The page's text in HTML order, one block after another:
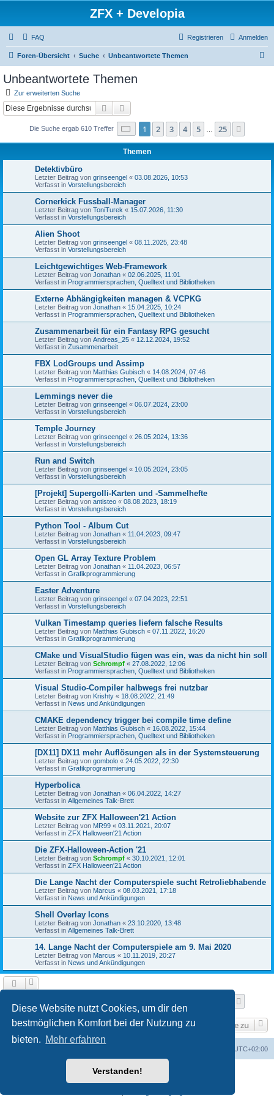
Diese Website nutzt Cookies, um dir den
bestmöglichen Komfort bei der Nutzung zu
bieten. Mehr erfahren
Verstanden!
ZFX + Developia
FAQ Anmelden
Registrieren
Foren-Übersicht Suche Unbeantwortete Themen
Unbeantwortete Themen
Zur erweiterten Suche
Suche
Die Suche ergab 610 Treffer Seite 1von 25
1 2 3 4 5 25
Themen
Detektivbüro
Letzter Beitrag von grinseengel « 03.08.2026, 10:53
Verfasst in Vorstellungsbereich
Cornerkick Fussball-Manager
Letzter Beitrag von ToniTurek « 15.07.2026, 11:30
Verfasst in Vorstellungsbereich
Alien Shoot
Letzter Beitrag von grinseengel « 08.11.2025, 23:48
Verfasst in Vorstellungsbereich
Leichtgewichtiges Web-Framework
Letzter Beitrag von Jonathan « 02.06.2025, 11:01
Verfasst in Programmiersprachen, Quelltext und Bibliotheken
Externe Abhängigkeiten managen & VCPKG
Letzter Beitrag von Jonathan « 15.04.2025, 10:24
Verfasst in Programmiersprachen, Quelltext und Bibliotheken
Zusammenarbeit für ein Fantasy RPG gesucht
Letzter Beitrag von Andreas_25 « 12.12.2024, 19:52
Verfasst in Zusammenarbeit
FBX LodGroups und Assimp
Letzter Beitrag von Matthias Gubisch « 14.08.2024, 07:46
Verfasst in Programmiersprachen, Quelltext und Bibliotheken
Lemmings never die
Letzter Beitrag von grinseengel « 06.07.2024, 23:00
Verfasst in Vorstellungsbereich
Temple Journey
Letzter Beitrag von grinseengel « 26.05.2024, 13:36
Verfasst in Vorstellungsbereich
Run and Switch
Letzter Beitrag von grinseengel « 10.05.2024, 23:05
Verfasst in Vorstellungsbereich
[Projekt] Supergolli-Karten und -Sammelhefte
Letzter Beitrag von antisteo « 08.08.2023, 18:19
Verfasst in Vorstellungsbereich
Python Tool - Album Cut
Letzter Beitrag von Jonathan « 11.04.2023, 09:47
Verfasst in Vorstellungsbereich
Open GL Array Texture Problem
Letzter Beitrag von Jonathan « 11.04.2023, 06:57
Verfasst in Grafikprogrammierung
Easter Adventure
Letzter Beitrag von grinseengel « 07.04.2023, 22:51
Verfasst in Vorstellungsbereich
Vulkan Timestamp queries liefern falsche Results
Letzter Beitrag von Matthias Gubisch « 07.11.2022, 16:20
Verfasst in Grafikprogrammierung
CMake und VisualStudio fügen was ein, was da nicht hin soll
Letzter Beitrag von Schrompf « 27.08.2022, 12:06
Verfasst in Programmiersprachen, Quelltext und Bibliotheken
Visual Studio-Compiler halbwegs frei nutzbar
Letzter Beitrag von Krishty « 18.08.2022, 21:49
Verfasst in News und Ankündigungen
CMAKE dependency trigger bei compile time define
Letzter Beitrag von Matthias Gubisch « 16.08.2022, 15:44
Verfasst in Programmiersprachen, Quelltext und Bibliotheken
[DX11] DX11 mehr Auflösungen als in der Systemsteuerung
Letzter Beitrag von gombolo « 24.05.2022, 22:30
Verfasst in Grafikprogrammierung
Hyperbolica
Letzter Beitrag von Jonathan « 06.04.2022, 14:27
Verfasst in Allgemeines Talk-Brett
Website zur ZFX Halloween'21 Action
Letzter Beitrag von MR99 « 03.11.2021, 20:07
Verfasst in ZFX Halloween'21 Action
Die ZFX-Halloween-Action '21
Letzter Beitrag von Schrompf « 30.10.2021, 12:01
Verfasst in ZFX Halloween'21 Action
Die Lange Nacht der Computerspiele sucht Retroliebhabende
Letzter Beitrag von Marcus « 08.03.2021, 17:18
Verfasst in News und Ankündigungen
Shell Overlay Icons
Letzter Beitrag von Jonathan « 23.10.2020, 13:48
Verfasst in Allgemeines Talk-Brett
14. Lange Nacht der Computerspiele am 9. Mai 2020
Letzter Beitrag von Marcus « 10.11.2019, 20:27
Verfasst in News und Ankündigungen
Gehe zu
UTC+02:00
Powered byphpBB® Forum Software © phpBB Limited
phpBB.de